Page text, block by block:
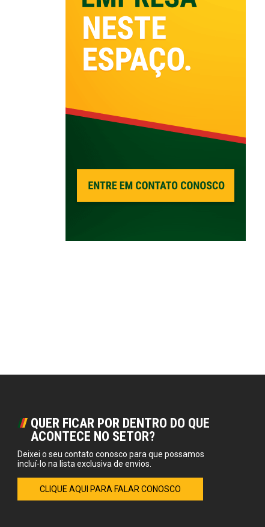
QUER FICAR POR DENTRO DO QUE
ACONTECE NO SETOR?
Deixei o seu contato conosco para que possamos
incluí-lo na lista exclusiva de envios.
CLIQUE AQUI PARA FALAR CONOSCO